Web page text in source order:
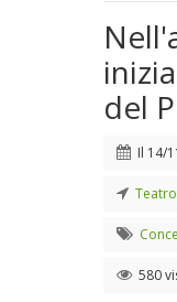
del
Il 14/
580